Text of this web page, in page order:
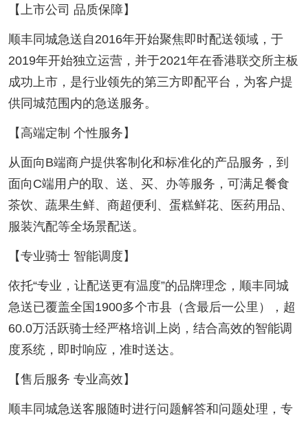
【上市公司 品质保障】
顺丰同城急送自2016年开始聚焦即时配送领域，于
2019年开始独立运营，并于2021年在香港联交所主板
成功上市，是行业领先的第三方即配平台，为客户提
供同城范围内的急送服务。
【高端定制 个性服务】
从面向B端商户提供客制化和标准化的产品服务，到
面向C端用户的取、送、买、办等服务，可满足餐食
茶饮、蔬果生鲜、商超便利、蛋糕鲜花、医药用品、
服装汽配等全场景配送。
【专业骑士 智能调度】
依托“专业，让配送更有温度”的品牌理念，顺丰同城
急送已覆盖全国1900多个市县（含最后一公里），超
60.0万活跃骑士经严格培训上岗，结合高效的智能调
度系统，即时响应，准时送达。
【售后服务 专业高效】
顺丰同城急送客服随时进行问题解答和问题处理，专